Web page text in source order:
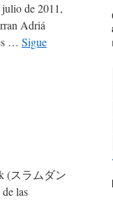
de 2011,
Adriá
… Sigue
(スラムダン
las